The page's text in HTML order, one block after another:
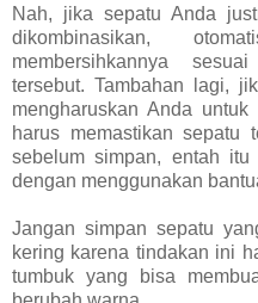
Nah, jika sepatu Anda
dikombinasikan,
membersihkannya
tersebut. Tambahan lagi,
mengharuskan Anda
harus memastikan sepatu
sebelum simpan, entah
dengan menggunakan
Jangan simpan sepatu
kering karena tindakan ini
tumbuk yang bisa